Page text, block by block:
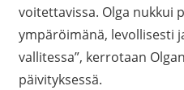
voitettavissa. Olga nukkui
ympäröimänä, levollisesti
vallitessa”, kerrotaan
päivityksessä.